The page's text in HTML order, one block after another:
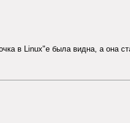
в Linux"е была видна, а она